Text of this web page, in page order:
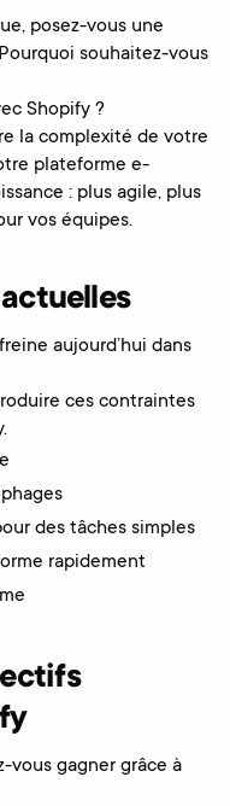
posez-vous une
souhaitez-vous
Shopify ?
la complexité de votre
plateforme e-
: plus agile, plus
vos équipes.
aujourd’hui dans
ces contraintes
des tâches simples
rapidement
vous gagner grâce à